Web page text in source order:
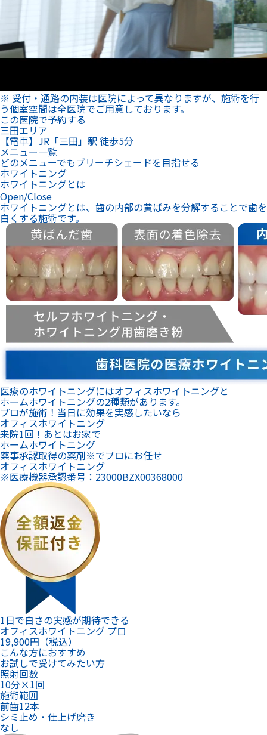
※ 受付・通路の内装は医院によって異なりますが、施術を行
う個室空間は全医院でご用意しております。
この医院で予約する
三田エリア
【電車】JR「三田」駅 徒歩5分
メニュー一覧
どのメニューでもブリーチシェードを目指せる
ホワイトニング
ホワイトニングとは
Open/Close
ホワイトニングとは、歯の内部の黄ばみを分解することで歯を
白くする施術です。
医療のホワイトニングにはオフィスホワイトニングと
ホームホワイトニングの2種類があります。
プロが施術！当日に効果を実感したいなら
オフィスホワイトニング
来院1回！あとはお家で
ホームホワイトニング
薬事承認取得の薬剤※でプロにお任せ
オフィスホワイトニング
※医療機器承認番号：23000BZX00368000
1日で白さの実感が期待できる
オフィスホワイトニング プロ
19,900円（税込）
こんな方におすすめ
お試しで受けてみたい方
照射回数
10分×1回
施術範囲
前歯12本
シミ止め・仕上げ磨き
なし